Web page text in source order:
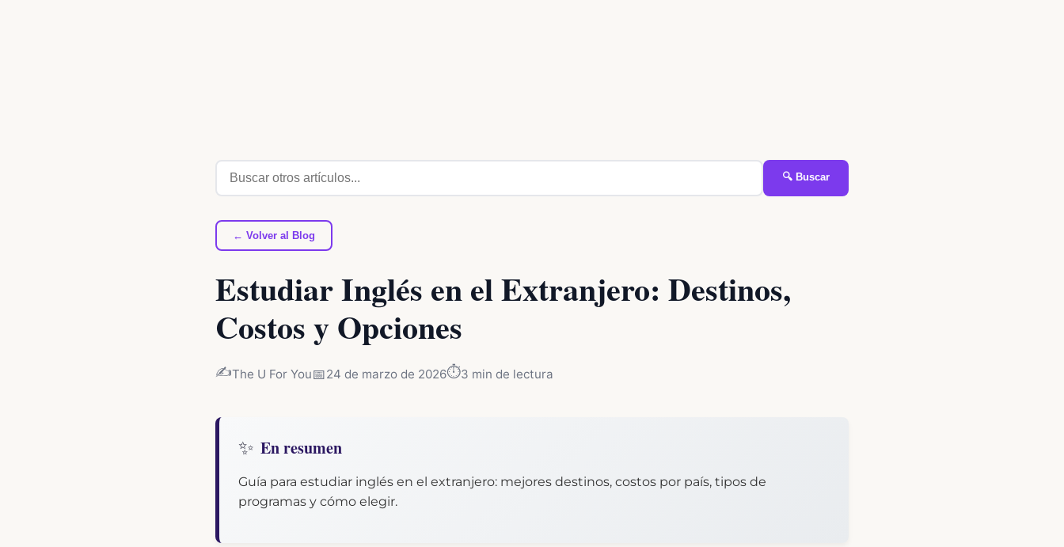
🔍 Buscar
← Volver al Blog
Estudiar Inglés en el Extranjero: Destinos,
Costos y Opciones
✍️The U For You📅24 de marzo de 2026⏱️3 min de lectura
✨ En resumen
Guía para estudiar inglés en el extranjero: mejores destinos, costos por país, tipos de
programas y cómo elegir.